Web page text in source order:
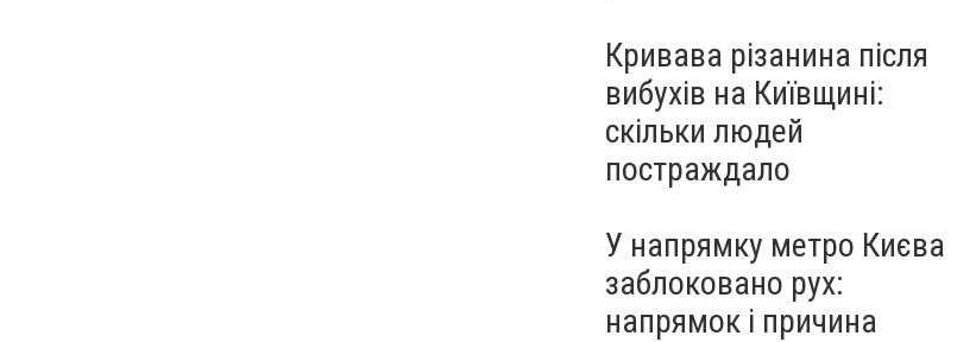
Кривава різанина після
вибухів на Київщині:
скільки людей
постраждало
У напрямку метро Києва
заблоковано рух:
напрямок і причина